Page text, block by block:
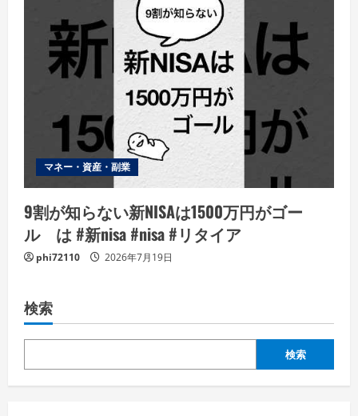
マネー・資産・副業
9割が知らない新NISAは1500万円がゴー
ル は #新nisa #nisa #リタイア
phi72110 2026年7月19日
検索
検索